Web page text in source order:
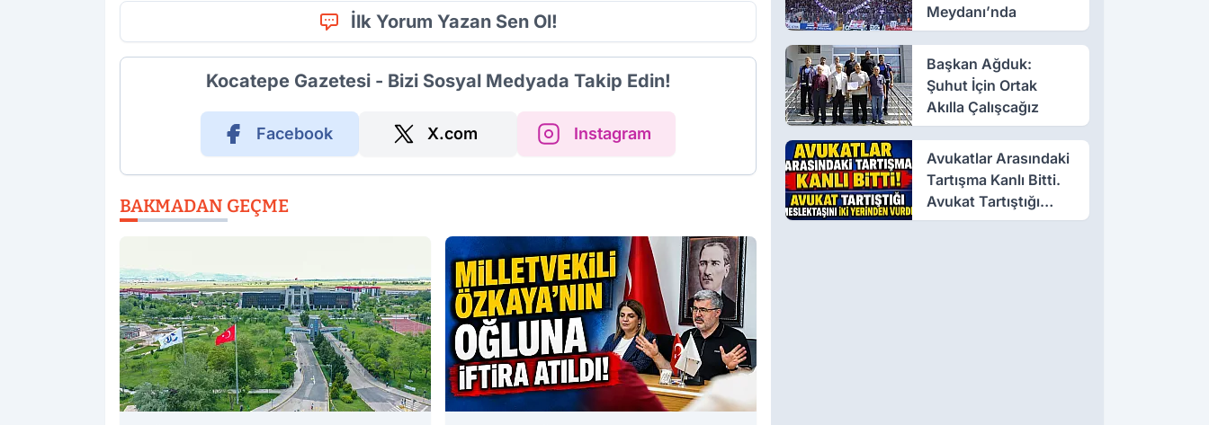
İlk Yorum Yazan Sen Ol!
Kocatepe Gazetesi - Bizi Sosyal Medyada Takip Edin!
Facebook X.com Instagram
BAKMADAN GEÇME
Meydanı’nda
Başkan Ağduk:
Şuhut İçin Ortak
Akılla Çalışcağız
Avukatlar Arasındaki
Tartışma Kanlı Bitti.
Avukat Tartıştığı
Meslektaşını İki